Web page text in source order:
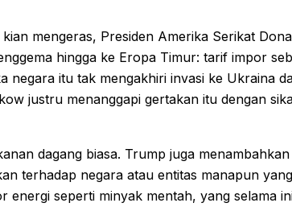
mengeras, Presiden Amerika Serikat
hingga ke Eropa Timur: tarif impor
negara itu tak mengakhiri invasi ke Ukraina
justru menanggapi gertakan itu dengan
dagang biasa. Trump juga
terhadap negara atau entitas manapun
seperti minyak mentah, yang selama